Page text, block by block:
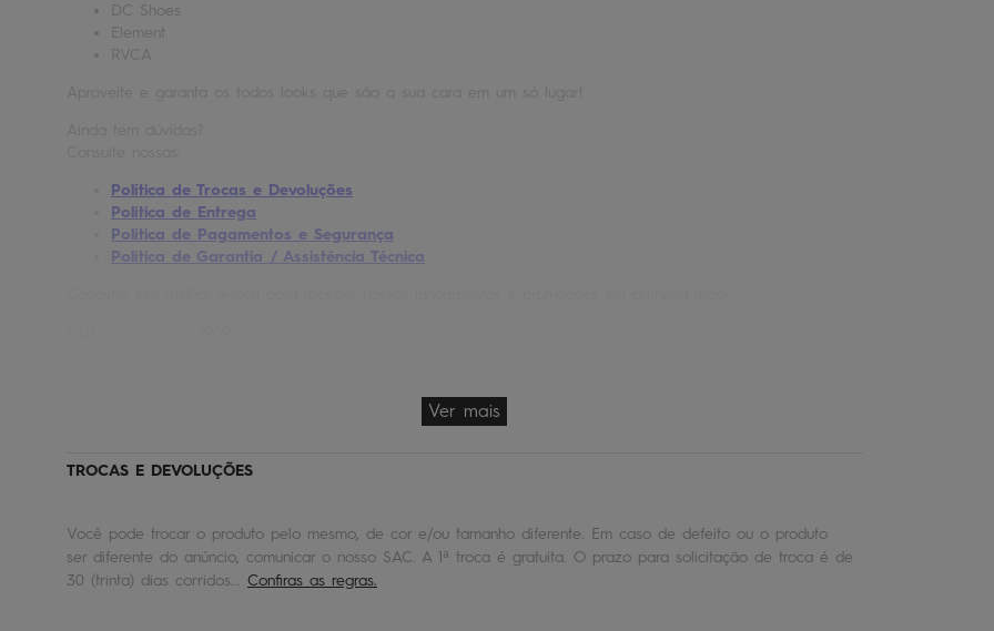
DC Shoes
Element
RVCA
Política de Trocas e Devoluções
Política de Entrega
Política de Pagamentos e Segurança
Política de Garantia / Assistência Técnica
Ver mais
TROCAS E DEVOLUÇÕES
Você pode trocar o produto pelo mesmo, de cor e/ou tamanho diferente. Em caso de defeito ou o produto
ser diferente do anúncio, comunicar o nosso SAC. A 1ª troca é gratuita. O prazo para solicitação de troca é de
30 (trinta) dias corridos... Confiras as regras.